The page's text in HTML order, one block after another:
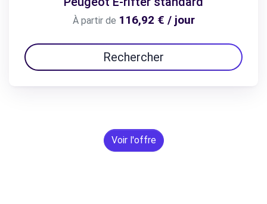
À partir de 116,92 € / jour
Rechercher
Voir l'offre